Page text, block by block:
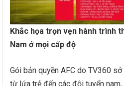
Khắc họa trọn vẹn hành trình
Nam ở mọi cấp độ
Gói bản quyền AFC do TV360
từ lứa trẻ đến các đội tuyển